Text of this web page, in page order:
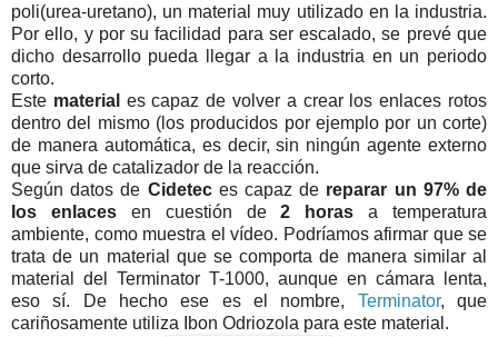
poli(urea-uretano), un material muy utilizado en la industria.
Por ello, y por su facilidad para ser escalado, se prevé que
dicho desarrollo pueda llegar a la industria en un periodo
corto.
Este material es capaz de volver a crear los enlaces rotos
dentro del mismo (los producidos por ejemplo por un corte)
de manera automática, es decir, sin ningún agente externo
que sirva de catalizador de la reacción.
Según datos de Cideteces capaz de reparar un 97% de
los enlacesen cuestión de2 horas a temperatura
ambiente, como muestra el vídeo. Podríamos afirmar que se
trata de un material que se comporta de manera similar al
material del Terminator T-1000, aunque en cámara lenta,
eso sí. De hecho ese es el nombre, Terminator, que
cariñosamente utiliza Ibon Odriozola para este material.